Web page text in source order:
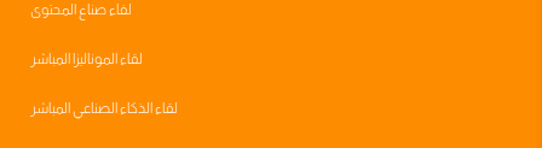
لقاء صناع المحتوى
لقاء الموناليزا المباشر
لقاء الذكاء الصناعي المباشر